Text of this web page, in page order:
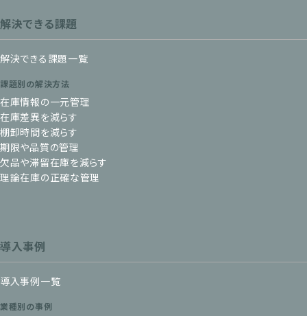
解決できる課題
解決できる課題一覧
課題別の解決方法
在庫情報の一元管理
在庫差異を減らす
棚卸時間を減らす
期限や品質の管理
欠品や滞留在庫を減らす
理論在庫の正確な管理
導入事例
導入事例一覧
業種別の事例